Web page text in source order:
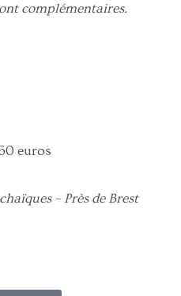
complémentaires.
euros
– Près de Brest